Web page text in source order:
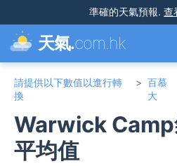
準確的天氣預報. 查
天氣.com.hk
請提供以下數值以進行轉
換
> 百慕
大
Warwick Camp
平均值